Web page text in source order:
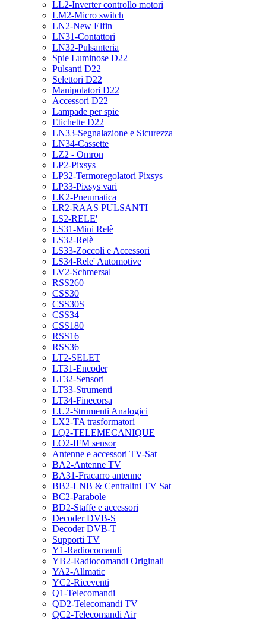
LL2-Inverter controllo motori
LM2-Micro switch
LN2-New Elfin
LN31-Contattori
LN32-Pulsanteria
Spie Luminose D22
Pulsanti D22
Selettori D22
Manipolatori D22
Accessori D22
Lampade per spie
Etichette D22
LN33-Segnalazione e Sicurezza
LN34-Cassette
LZ2 - Omron
LP2-Pixsys
LP32-Termoregolatori Pixsys
LP33-Pixsys vari
LK2-Pneumatica
LR2-RAAS PULSANTI
LS2-RELE'
LS31-Mini Relè
LS32-Relè
LS33-Zoccoli e Accessori
LS34-Rele' Automotive
LV2-Schmersal
RSS260
CSS30
CSS30S
CSS34
CSS180
RSS16
RSS36
LT2-SELET
LT31-Encoder
LT32-Sensori
LT33-Strumenti
LT34-Finecorsa
LU2-Strumenti Analogici
LX2-TA trasformatori
LQ2-TELEMECANIQUE
LO2-IFM sensor
Antenne e accessori TV-Sat
BA2-Antenne TV
BA31-Fracarro antenne
BB2-LNB & Centralini TV Sat
BC2-Parabole
BD2-Staffe e accessori
Decoder DVB-S
Decoder DVB-T
Supporti TV
Y1-Radiocomandi
YB2-Radiocomandi Originali
YA2-Allmatic
YC2-Riceventi
Q1-Telecomandi
QD2-Telecomandi TV
QC2-Telecomandi Air